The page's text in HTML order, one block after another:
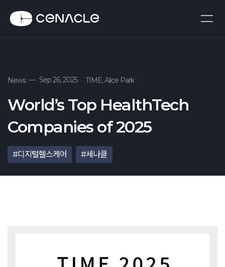
News — Sep 26, 2025 · TIME, Alice Park
World’s Top HealthTech
Companies of 2025
#디지털헬스케어 #세나클